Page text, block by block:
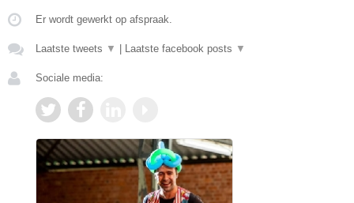
Er wordt gewerkt op afspraak.
Laatste tweets ▼ Laatste facebook posts ▼
Sociale media: